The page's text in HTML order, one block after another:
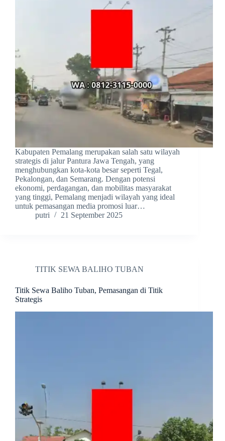
Kabupaten Pemalang merupakan salah satu wilayah
strategis di jalur Pantura Jawa Tengah, yang
menghubungkan kota-kota besar seperti Tegal,
Pekalongan, dan Semarang. Dengan potensi
ekonomi, perdagangan, dan mobilitas masyarakat
yang tinggi, Pemalang menjadi wilayah yang ideal
untuk pemasangan media promosi luar…
putri
21 September 2025
TITIK SEWA BALIHO TUBAN
Titik Sewa Baliho Tuban, Pemasangan di Titik
Strategis